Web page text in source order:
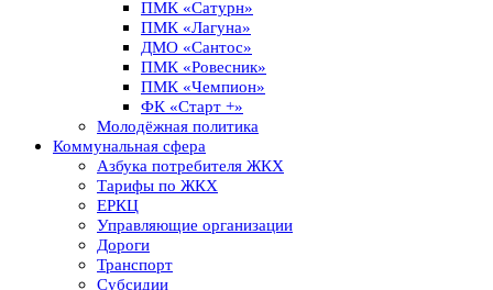
ПМК «Сатурн»
ПМК «Лагуна»
ДМО «Сантос»
ПМК «Ровесник»
ПМК «Чемпион»
ФК «Старт +»
Молодёжная политика
Коммунальная сфера
Азбука потребителя ЖКХ
Тарифы по ЖКХ
ЕРКЦ
Управляющие организации
Дороги
Транспорт
Субсидии